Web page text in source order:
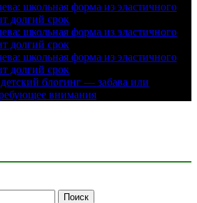
школьная форма из эластичного
долгий срок
школьная форма из эластичного
долгий срок
школьная форма из эластичного
долгий срок
блогинг — забава или
внимания